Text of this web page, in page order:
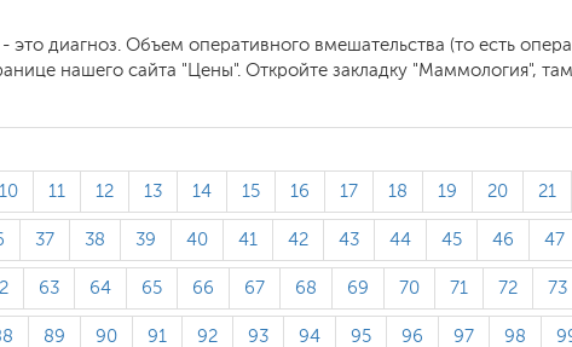
диагноз. Объем оперативного вмешательства (то есть
нашего сайта "Цены". Откройте закладку "Маммология",
10 11 12 13 14 15 16 17 18 19 20 21
37 38 39 40 41 42 43 44 45 46 47
63 64 65 66 67 68 69 70 71 72 73
89 90 91 92 93 94 95 96 97 98